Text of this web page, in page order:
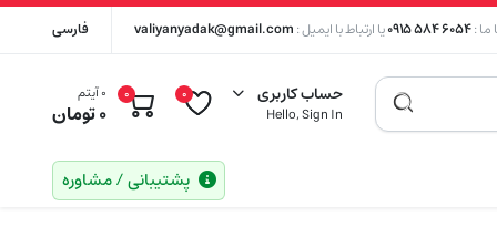
:۶۰۵۴ ۵۸۴ ۰۹۱۵ یا ارتباط با ایمیل :valiyanyadak@gmail.com فارسی
حساب کاربری
Hello, Sign In
0
0 0 آیتم
0تومان
پشتیبانی / مشاوره